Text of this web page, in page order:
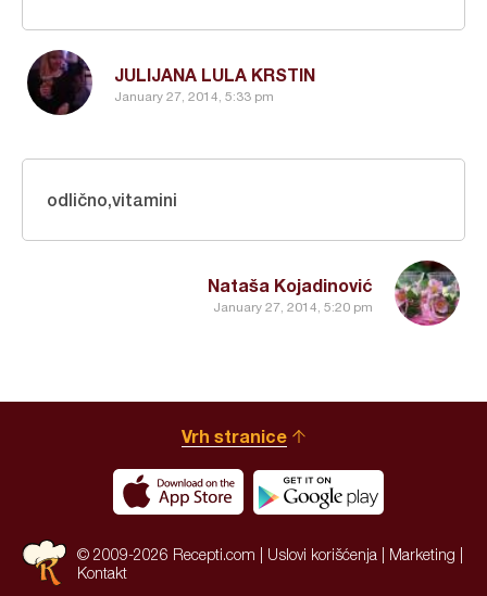
JULIJANA LULA KRSTIN
January 27, 2014, 5:33 pm
Nataša Kojadinović
January 27, 2014, 5:20 pm
odlično,vitamini
Vrh stranice
© 2009-2026 Recepti.com | Uslovi korišćenja Marketing
Kontakt